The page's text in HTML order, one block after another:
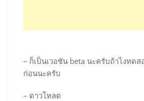
– ก็เป็นเวอชัน beta นะครับถ้าไงทดส
ก่อนนะครับ
– ดาวโหลด